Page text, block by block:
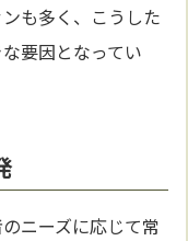
も多く、こうした
要因となってい
ニーズに応じて常